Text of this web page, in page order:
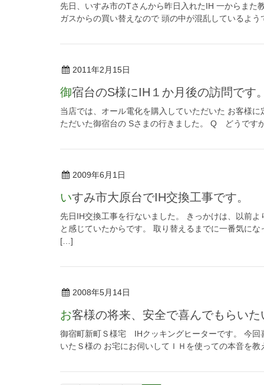
先日、いすみ市のTさんから昨日入れたIH 一からまた
ガスからの買い替えなので 頭の中が混乱しているよ
2011年2月15日
御宿台のS様にIH１か月後の訪問です。
当店では、オール電化を購入していただいた お客様
ただいた御宿台の Sさまの行きました。 Q どうです
2009年6月1日
いすみ市大原台でIH交換工事です。
先日IH交換工事を行ないました。 きっかけは、以前
と感じていたからです。 取り替えるまでに一番気に
[…]
2008年5月14日
お客様の将来、安全で喜んでもらい
御宿町新町Ｓ様宅 IHクッキングヒーターです。 今回
いたＳ様の お宅にお伺いしてＩＨを使っての本音を